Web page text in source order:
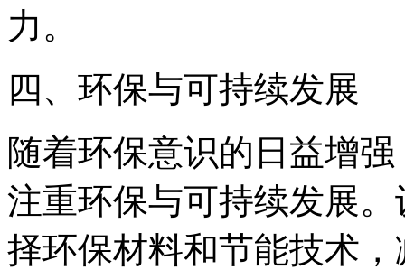
力。
四、环保与可持续发展
随着环保意识的日益增
注重环保与可持续发展
择环保材料和节能技术